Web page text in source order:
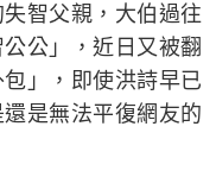
智父親，大伯過往
公」，近日又被翻
」，即使洪詩早已
是無法平復網友的